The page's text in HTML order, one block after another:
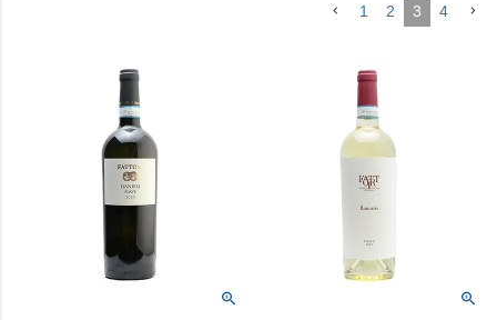
1 2 3 4